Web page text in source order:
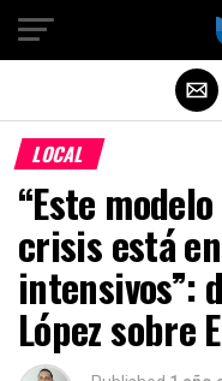
LOCAL
“Este
crisis está
intensivos”:
López sobre
Salir